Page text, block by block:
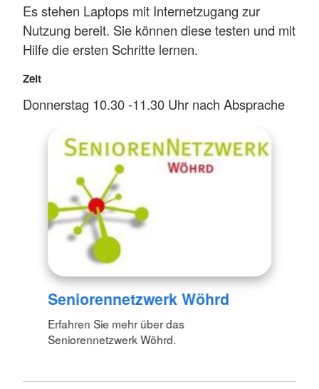
Es stehen Laptops mit Internetzugang zur
Nutzung bereit. Sie können diese testen und mit
Hilfe die ersten Schritte lernen.
Zeit
Donnerstag 10.30 -11.30 Uhr nach Absprache
Seniorennetzwerk Wöhrd
Erfahren Sie mehr über das
Seniorennetzwerk Wöhrd.